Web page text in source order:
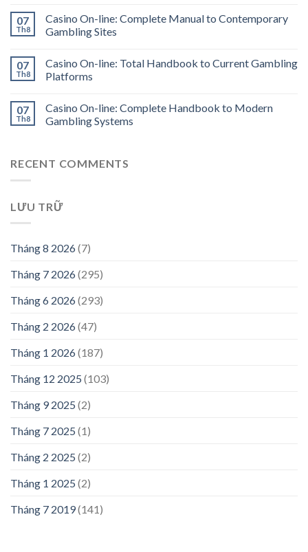
07
Th8
Casino On-line: Complete Manual to Contemporary
Gambling Sites
07
Th8
Casino On-line: Total Handbook to Current Gambling
Platforms
07
Th8
Casino On-line: Complete Handbook to Modern
Gambling Systems
RECENT COMMENTS
LƯU TRỮ
Tháng 8 2026(7)
Tháng 7 2026(295)
Tháng 6 2026(293)
Tháng 2 2026(47)
Tháng 1 2026(187)
Tháng 12 2025 (103)
Tháng 9 2025 (2)
Tháng 7 2025 (1)
Tháng 2 2025 (2)
Tháng 1 2025 (2)
Tháng 7 2019(141)